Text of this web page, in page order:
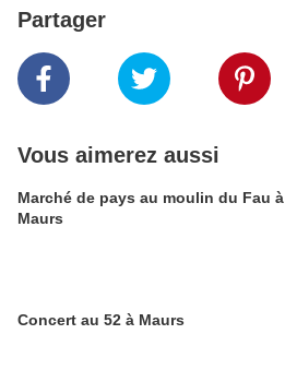
Partager
Vous aimerez aussi
Marché de pays au moulin du Fau à
Maurs
Concert au 52 à Maurs